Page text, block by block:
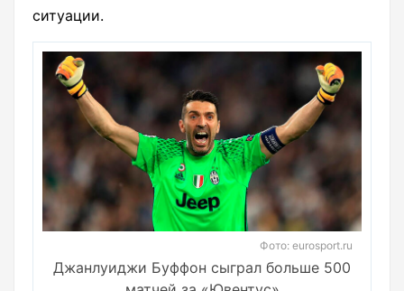
ситуации.
Фото: eurosport.ru
Джанлуиджи Буффон сыграл больше 500